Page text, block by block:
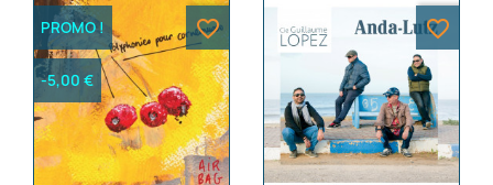
PROMO !
-5,00 €
favorite_border favorite_border